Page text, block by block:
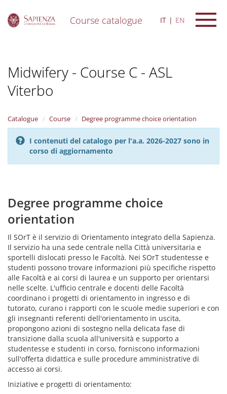
Course catalogue IT EN
Midwifery - Course C - ASL
Viterbo
Catalogue Course Degree programme choice orientation
I contenuti del catalogo per l'a.a. 2026-2027 sono in
corso di aggiornamento
Degree programme choice
orientation
Il SOrT è il servizio di Orientamento integrato della Sapienza.
Il servizio ha una sede centrale nella Città universitaria e
sportelli dislocati presso le Facoltà. Nei SOrT studentesse e
studenti possono trovare informazioni più specifiche rispetto
alle Facoltà e ai corsi di laurea e un supporto per orientarsi
nelle scelte. L'ufficio centrale e docenti delle Facoltà
coordinano i progetti di orientamento in ingresso e di
tutorato, curano i rapporti con le scuole medie superiori e con
gli insegnanti referenti dell'orientamento in uscita,
propongono azioni di sostegno nella delicata fase di
transizione dalla scuola all'università e supporto a
studentesse e studenti in corso, forniscono informazioni
sull'offerta didattica e sulle procedure amministrative di
accesso ai corsi.
Iniziative e progetti di orientamento: